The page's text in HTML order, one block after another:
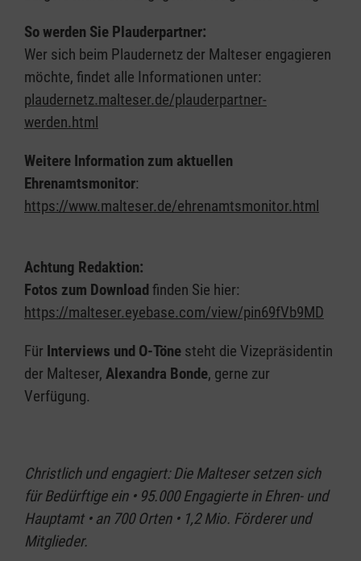
So werden Sie Plauderpartner:
Wer sich beim Plaudernetz der Malteser engagieren
möchte, findet alle Informationen unter:
plaudernetz.malteser.de/plauderpartner-
werden.html
Weitere Information zum aktuellen
Ehrenamtsmonitor:
https://www.malteser.de/ehrenamtsmonitor.html
Achtung Redaktion:
Fotos zum Downloadfinden Sie hier:
https://malteser.eyebase.com/view/pin69fVb9MD
Für Interviews und O-Töne steht die Vizepräsidentin
der Malteser, Alexandra Bonde, gerne zur
Verfügung.
Christlich und engagiert: Die Malteser setzen sich
für Bedürftige ein • 95.000 Engagierte in Ehren- und
Hauptamt • an 700 Orten • 1,2 Mio. Förderer und
Mitglieder.